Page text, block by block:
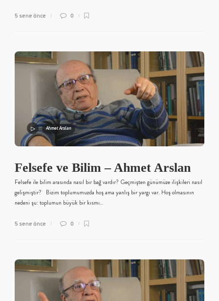
5 sene önce 0
Ahmet Arslan
Felsefe ve Bilim – Ahmet Arslan
Felsefe ile bilim arasında nasıl bir bağ vardır? Geçmişten günümüze ilişkileri nasıl
gelişmiştir? Bizim toplumumuzda hoş ama yanlış bir yargı var. Hoş olmasının
nedeni şu: toplumun büyük bir kısmı…
5 sene önce 0